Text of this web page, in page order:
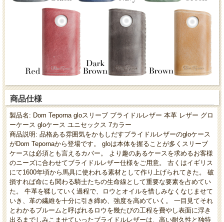
商品仕様
製品名: Dom Teporna gloスリーブ ブライドルレザー 本革 レザー グロ
ーケース gloケース ユニセックス 7カラー
商品説明: 品格ある雰囲気をかもしだすブライドルレザーのgloケース
がDom Tepornaから登場です。 gloは本体を握ることが多くスリーブ
ケースは必須とも言えるカバー。 より趣のあるケースを求めるお客様
のニーズに合わせてブライドルレザー仕様をご用意。 古くはイギリス
にて1600年頃から馬具に使われる素材として作り上げられてきた。 破
損すれば命にも関わる騎士たちの生命線として重要な要素を占めてい
た。 牛革を鞣していく過程で、ロウとオイルを惜しみなくなじませて
いき、革の繊維を十分に引き締め、強度を高めていく。 一目見てそれ
とわかるブルームと呼ばれるロウを幾たびの工程を費やし表面に浮き
出るまでしみこませていったブライドルレザーは、高い耐久性と独特